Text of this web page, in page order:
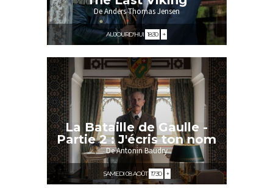
De Anders Thomas Jensen
AUJOURD'HUI 18:30 +
La Bataille de Gaulle -
Partie 2 : J'écris ton nom
De Antonin Baudry
SAMEDI 08 AOÛT 17:30 +
Coup de coeur